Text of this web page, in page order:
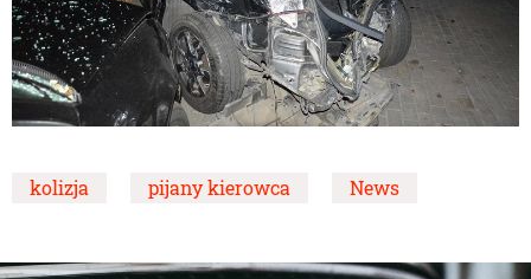
kolizja pijany kierowca News